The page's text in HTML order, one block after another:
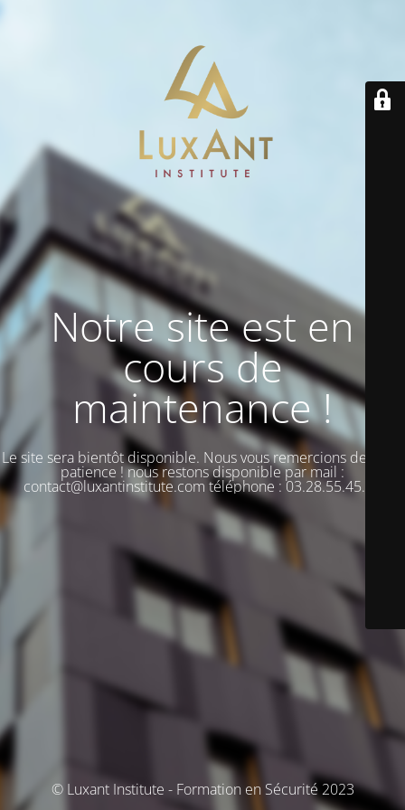
Notre site est en
cours de
maintenance !
Le site sera bientôt disponible. Nous vous remercions de votre
patience ! nous restons disponible par mail :
contact@luxantinstitute.com téléphone : 03.28.55.45.00
© Luxant Institute - Formation en Sécurité 2023